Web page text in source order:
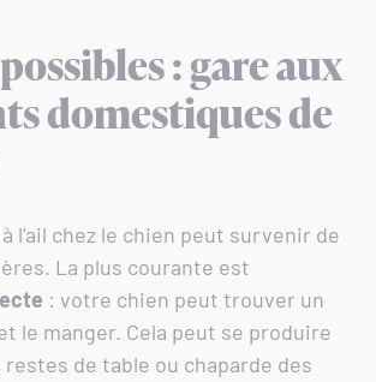
: gare aux
domestiques de
l’ail chez le chien peut survenir de
La plus courante est
: votre chien peut trouver un
le manger. Cela peut se produire
restes de table ou chaparde des